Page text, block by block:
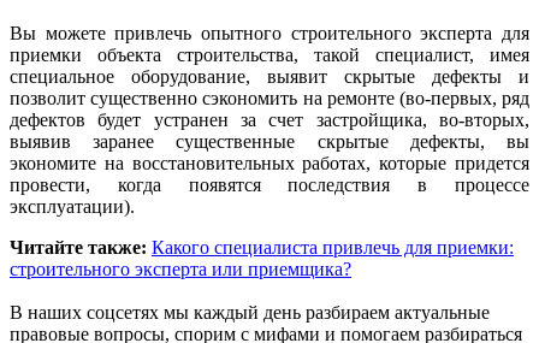
Вы можете привлечь опытного строительного эксперта для
приемки объекта строительства, такой специалист, имея
специальное оборудование, выявит скрытые дефекты и
позволит существенно сэкономить на ремонте (во-первых, ряд
дефектов будет устранен за счет застройщика, во-вторых,
выявив заранее существенные скрытые дефекты, вы
экономите на восстановительных работах, которые придется
провести, когда появятся последствия в процессе
эксплуатации).
Читайте также: Какого специалиста привлечь для приемки:
строительного эксперта или приемщика?
В наших соцсетях мы каждый день разбираем актуальные
правовые вопросы, спорим с мифами и помогаем разбираться